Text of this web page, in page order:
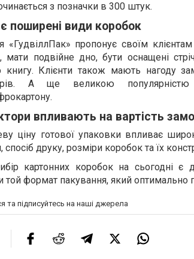
з позначки в 300 штук.
поширені види коробок
«ГудвіллПак» пропонує своїм
мати подвійне дно, бути оснащені
Клієнти також мають нагоду
А ще великою популярністю
впливають на вартість
ціну готової упаковки впливає
спосіб друку, розміри коробок та їх
картонних коробок на сьогодні є
той формат пакування, який оптимально
та підписуйтесь на наші джерела